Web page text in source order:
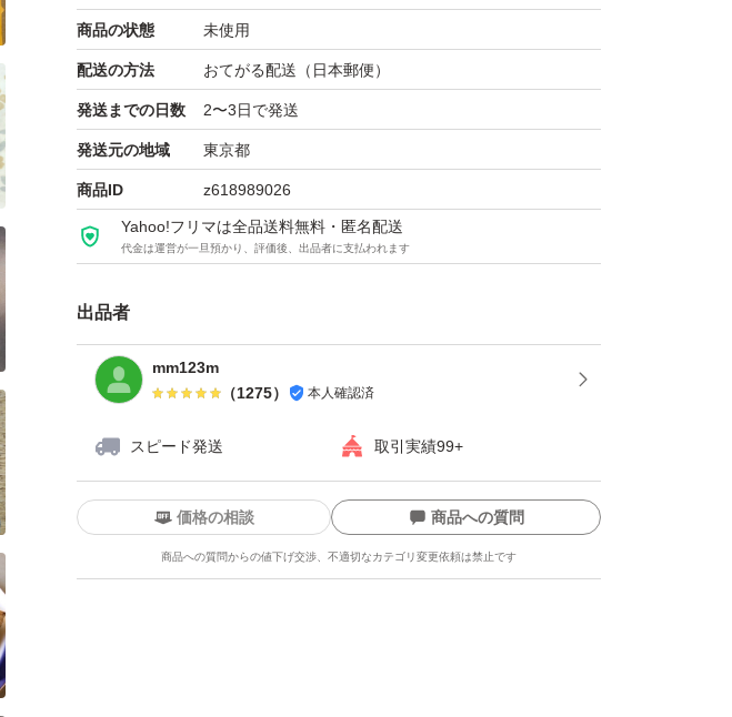
商品の状態 未使用
配送の方法 おてがる配送（日本郵便）
発送までの日数 2〜3日で発送
発送元の地域 東京都
商品ID z618989026
Yahoo!フリマは全品送料無料・匿名配送
代金は運営が一旦預かり、評価後、出品者に支払われます
出品者
mm123m
（1275） 本人確認済
スピード発送 取引実績99+
価格の相談 商品への質問
商品への質問からの値下げ交渉、不適切なカテゴリ変更依頼は禁止です
いいね！
いいね！
いいね！